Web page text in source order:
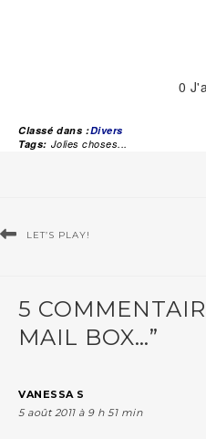
0
Classé dans :Divers
Tags: Jolies choses...
LET’S PLAY!
5
MAIL BOX…”
VANESSA S
5 août 2011 à 9 h 51 min